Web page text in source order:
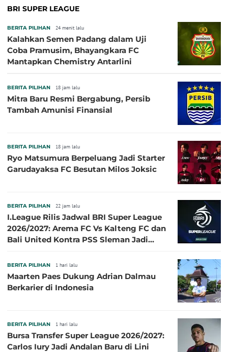
BRI SUPER LEAGUE
BERITA PILIHAN 24 menit lalu
Kalahkan Semen Padang dalam Uji
Coba Pramusim, Bhayangkara FC
Mantapkan Chemistry Antarlini
BERITA PILIHAN 18 jam lalu
Mitra Baru Resmi Bergabung, Persib
Tambah Amunisi Finansial
BERITA PILIHAN 18 jam lalu
Ryo Matsumura Berpeluang Jadi Starter
Garudayaksa FC Besutan Milos Joksic
BERITA PILIHAN 22 jam lalu
I.League Rilis Jadwal BRI Super League
2026/2027: Arema FC Vs Kalteng FC dan
Bali United Kontra PSS Sleman Jadi
BERITA PILIHAN 1 hari lalu
Maarten Paes Dukung Adrian Dalmau
Berkarier di Indonesia
BERITA PILIHAN 1 hari lalu
Bursa Transfer Super League 2026/2027:
Carlos Iury Jadi Andalan Baru di Lini